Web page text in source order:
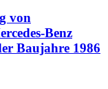
von
Benz
Baujahre 1986